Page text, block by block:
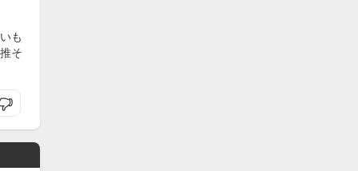
も
そ